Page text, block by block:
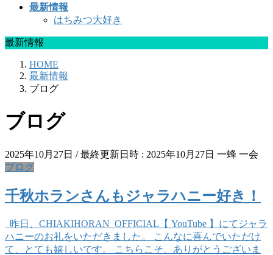
最新情報
はちみつ大好き
最新情報
HOME
最新情報
ブログ
ブログ
2025年10月27日 / 最終更新日時 : 2025年10月27日 一蜂 一会
ブログ
千秋ホランさんもジャラハニー好き！
昨日、CHIAKIHORAN_OFFICIAL【 YouTube 】にてジャラ
ハニーのお礼をいただきました。 こんなに喜んでいただけ
て、とても嬉しいです。 こちらこそ、ありがとうございま